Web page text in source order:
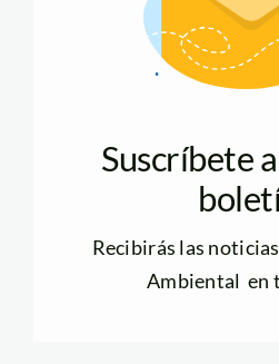
Suscríbete
Recibirás las
Ambiental en